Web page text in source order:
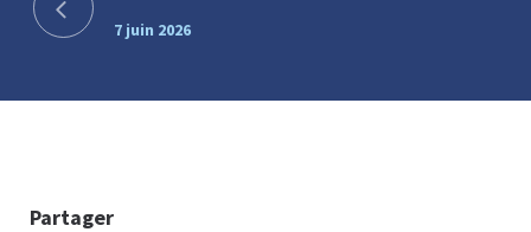
7 juin 2026
Partager